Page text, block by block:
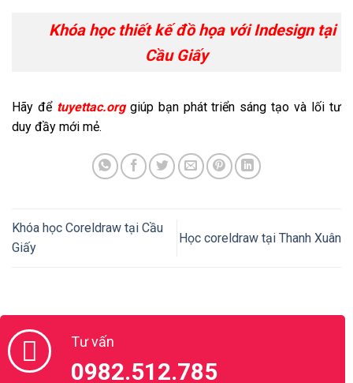
Khóa học thiết kế đồ họa với Indesign tại
Cầu Giấy
Hãy đểtuyettac.orggiúp bạn phát triển sáng tạo và lối tư
duy đầy mới mẻ.
Khóa học Coreldraw tại Cầu
Giấy
Học coreldraw tại Thanh Xuân
Tư vấn
0982.512.785